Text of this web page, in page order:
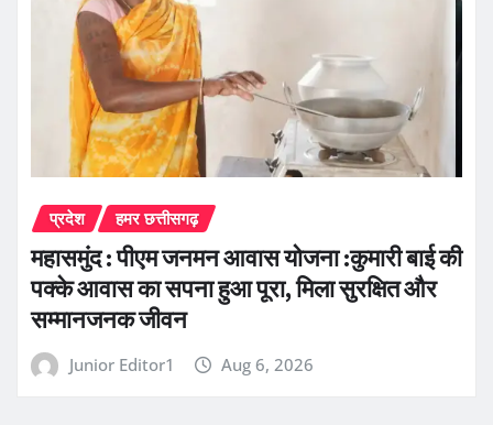
प्रदेश हमर छत्तीसगढ़
महासमुंद : पीएम जनमन आवास योजना :कुमारी बाई की
पक्के आवास का सपना हुआ पूरा, मिला सुरक्षित और
सम्मानजनक जीवन
Junior Editor1 Aug 6, 2026